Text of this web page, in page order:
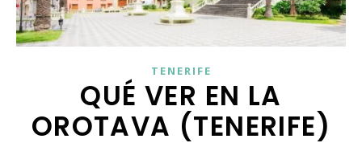
TENERIFE
QUÉ VER EN LA
OROTAVA (TENERIFE)